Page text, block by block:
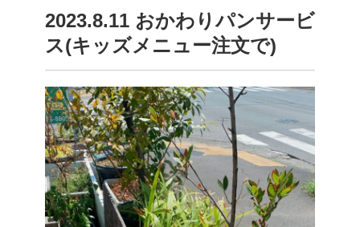
2023.8.11 おかわりパンサービ
ス(キッズメニュー注文で)